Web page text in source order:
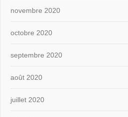
novembre 2020
octobre 2020
septembre 2020
août 2020
juillet 2020